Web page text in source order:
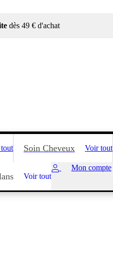
dès 49 € d'achat
Soin Cheveux Voir tout
Voir tout
Mon compte